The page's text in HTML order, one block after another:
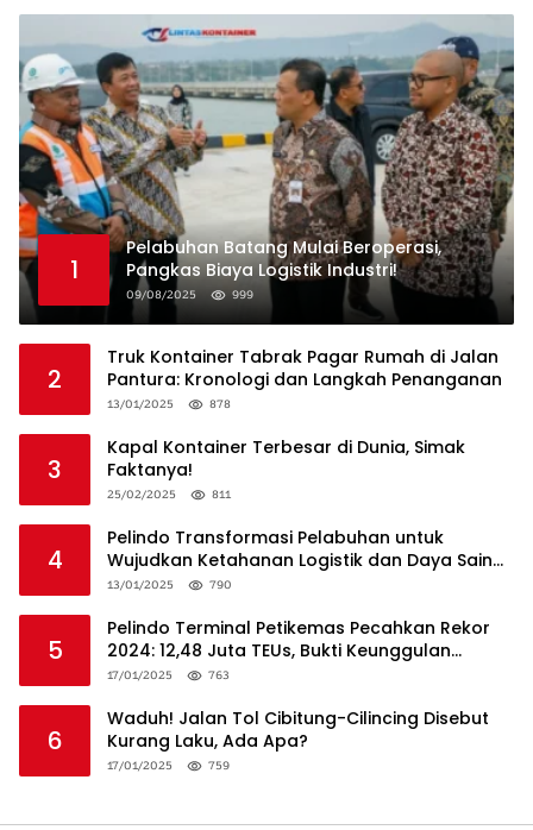
1
Pelabuhan Batang Mulai Beroperasi,
Pangkas Biaya Logistik Industri!
09/08/2025 999
2
Truk Kontainer Tabrak Pagar Rumah di Jalan
Pantura: Kronologi dan Langkah Penanganan
13/01/2025 878
3
Kapal Kontainer Terbesar di Dunia, Simak
Faktanya!
25/02/2025 811
4
Pelindo Transformasi Pelabuhan untuk
Wujudkan Ketahanan Logistik dan Daya Saing
Global
13/01/2025 790
5
Pelindo Terminal Petikemas Pecahkan Rekor
2024: 12,48 Juta TEUs, Bukti Keunggulan
Logistik Nasional
17/01/2025 763
6
Waduh! Jalan Tol Cibitung-Cilincing Disebut
Kurang Laku, Ada Apa?
17/01/2025 759